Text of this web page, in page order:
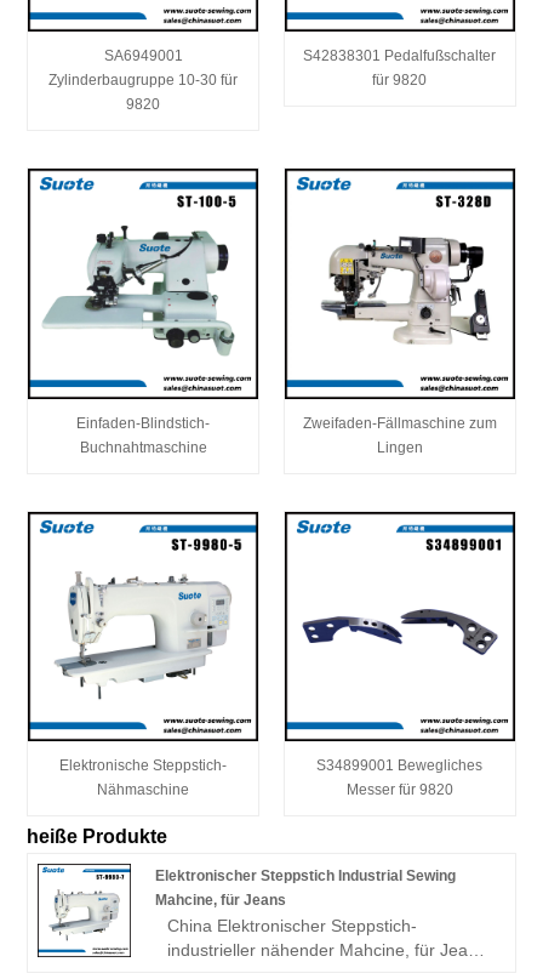
SA6949001
Zylinderbaugruppe 10-30 für
9820
S42838301 Pedalfußschalter
für 9820
Einfaden-Blindstich-
Buchnahtmaschine
Zweifaden-Fällmaschine zum
Lingen
Elektronische Steppstich-
Nähmaschine
S34899001 Bewegliches
Messer für 9820
heiße Produkte
Elektronischer Steppstich Industrial Sewing
Mahcine, für Jeans
China Elektronischer Steppstich-
industrieller nähender Mahcine, für Jeans-